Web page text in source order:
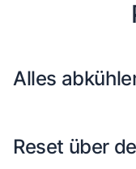
Alles
Reset über